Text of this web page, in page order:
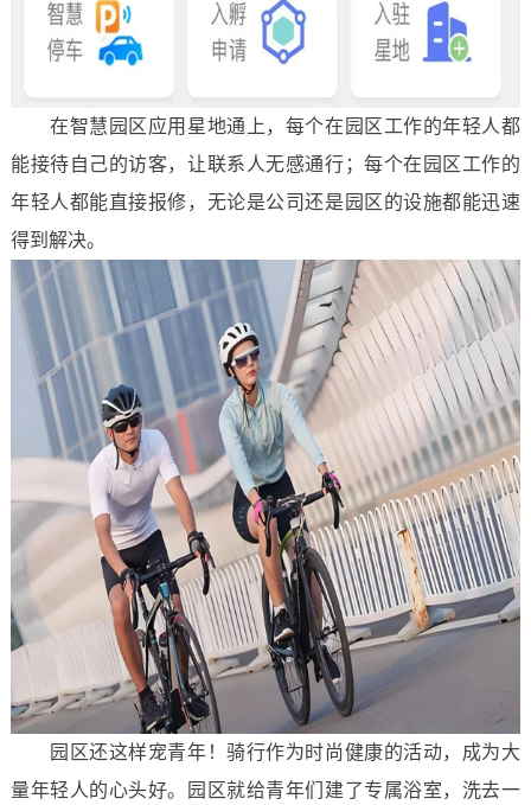
在智慧园区应用星地通上，每个在园区工作的年轻人都
能接待自己的访客，让联系人无感通行；每个在园区工作的
年轻人都能直接报修，无论是公司还是园区的设施都能迅速
得到解决。
园区还这样宠青年！骑行作为时尚健康的活动，成为大
量年轻人的心头好。园区就给青年们建了专属浴室，洗去一